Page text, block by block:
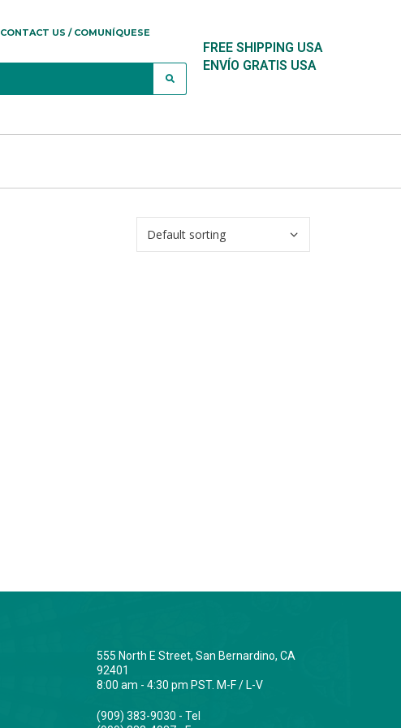
CONTACT US / COMUNÍQUESE
FREE SHIPPING USA
ENVÍO GRATIS USA
555 North E Street, San Bernardino, CA
92401
8:00 am - 4:30 pm PST. M-F / L-V
(909) 383-9030 - Tel